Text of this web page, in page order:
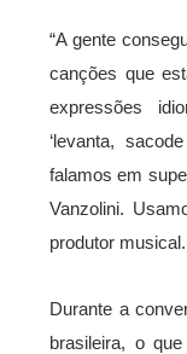
“A gente
canções que
expressões
‘levanta,
falamos em
Vanzolini.
produtor musical.
Durante a
brasileira, o